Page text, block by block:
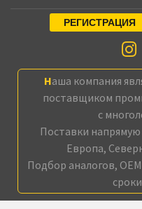
РЕГИСТРАЦИЯ
Наша компания является профессиональным
поставщиком
с
Поставки
Европа,
Подбор аналогов,